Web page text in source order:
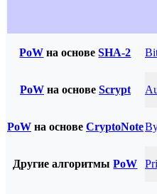
PoW на основеSHA-2
PoW на основе Scrypt
PoW на основе CryptoNote
Другие алгоритмыPoW